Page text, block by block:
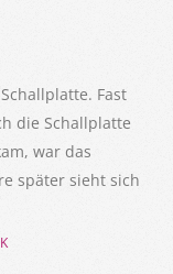
Fast
die Schallplatte
war das
später sieht sich